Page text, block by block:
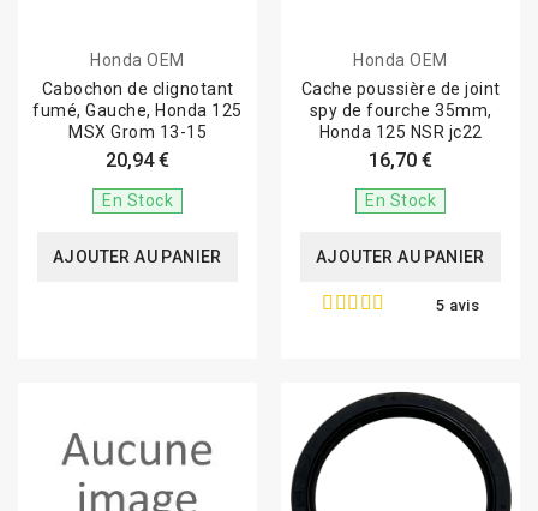
Honda OEM
Cabochon de clignotant
fumé, Gauche, Honda 125
MSX Grom 13-15
20,94 €
En Stock
AJOUTER AU PANIER
Honda OEM
Cache poussière de joint
spy de fourche 35mm,
Honda 125 NSR jc22
16,70 €
En Stock
AJOUTER AU PANIER
5 avis